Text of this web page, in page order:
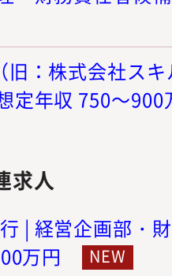
：株式会社ス
定年収 750～900
求人
| 経営企画部・
万円